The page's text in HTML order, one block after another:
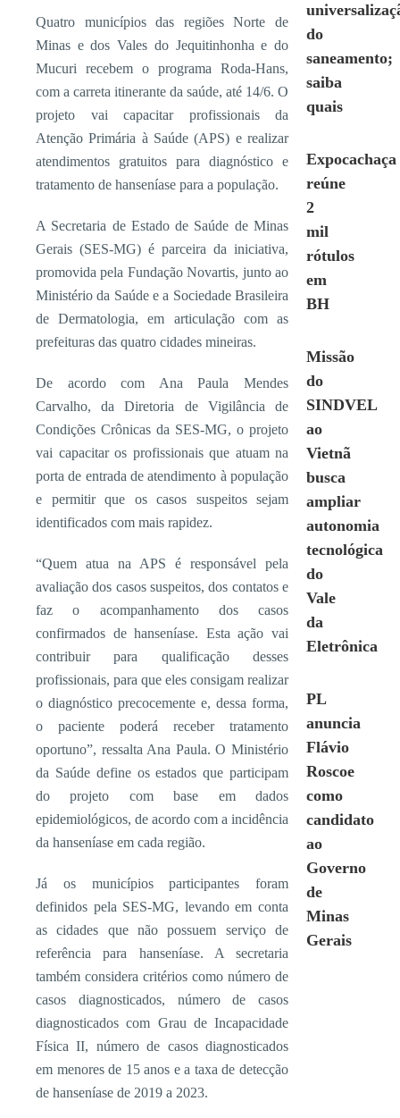
Quatro municípios das regiões Norte de
Minas e dos Vales do Jequitinhonha e do
Mucuri recebem o programa Roda-Hans,
com a carreta itinerante da saúde, até 14/6. O
projeto vai capacitar profissionais da
Atenção Primária à Saúde (APS) e realizar
atendimentos gratuitos para diagnóstico e
tratamento de hanseníase para a população.
A Secretaria de Estado de Saúde de Minas
Gerais (SES-MG) é parceira da iniciativa,
promovida pela Fundação Novartis, junto ao
Ministério da Saúde e a Sociedade Brasileira
de Dermatologia, em articulação com as
prefeituras das quatro cidades mineiras.
De acordo com Ana Paula Mendes
Carvalho, da Diretoria de Vigilância de
Condições Crônicas da SES-MG, o projeto
vai capacitar os profissionais que atuam na
porta de entrada de atendimento à população
e permitir que os casos suspeitos sejam
identificados com mais rapidez.
“Quem atua na APS é responsável pela
avaliação dos casos suspeitos, dos contatos e
faz o acompanhamento dos casos
confirmados de hanseníase. Esta ação vai
contribuir para qualificação desses
profissionais, para que eles consigam realizar
o diagnóstico precocemente e, dessa forma,
o paciente poderá receber tratamento
oportuno”, ressalta Ana Paula. O Ministério
da Saúde define os estados que participam
do projeto com base em dados
epidemiológicos, de acordo com a incidência
da hanseníase em cada região.
Já os municípios participantes foram
definidos pela SES-MG, levando em conta
as cidades que não possuem serviço de
referência para hanseníase. A secretaria
também considera critérios como número de
casos diagnosticados, número de casos
diagnosticados com Grau de Incapacidade
Física II, número de casos diagnosticados
em menores de 15 anos e a taxa de detecção
de hanseníase de 2019 a 2023.
do
saneamento;
saiba
quais
Expocachaça
reúne
2
mil
rótulos
em
BH
Missão
do
SINDVEL
ao
Vietnã
busca
ampliar
autonomia
tecnológica
do
Vale
da
Eletrônica
PL
anuncia
Flávio
Roscoe
como
candidato
ao
Governo
de
Minas
Gerais